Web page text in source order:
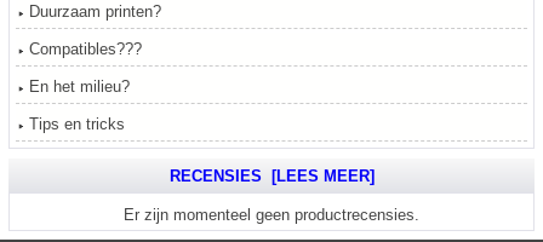
Duurzaam printen?
Compatibles???
En het milieu?
Tips en tricks
RECENSIES [LEES MEER]
Er zijn momenteel geen productrecensies.